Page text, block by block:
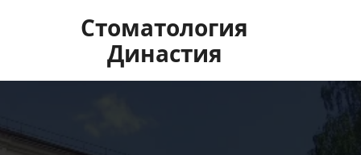
Стоматология
Династия